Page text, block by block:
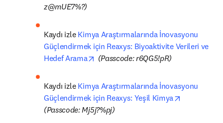
z@mUE7%?)
Kaydı izle Kimya Araştırmalarında İnovasyonu
Güçlendirmek için Reaxys: Biyoaktivite Verileri ve
Hedef Arama
opens in new tab/window
(Passcode: r6QG5!pR)
Kaydı izle Kimya Araştırmalarında İnovasyonu
Güçlendirmek için Reaxys: Yeşil Kimya
(Passcode: Mj5j?%pj)